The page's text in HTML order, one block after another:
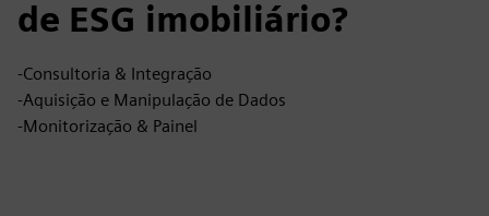
de ESG imobiliário?
-Consultoria & Integração
-Aquisição e Manipulação de Dados
-Monitorização & Painel